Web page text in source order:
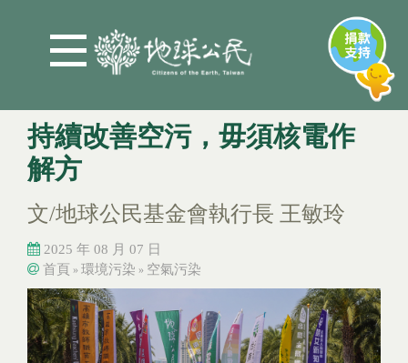
持續改善空污，毋須核電作
解方
文/地球公民基金會執行長 王敏玲
2025 年 08 月 07 日
您在這裡
首頁 » 環境污染 » 空氣污染
您在這裡